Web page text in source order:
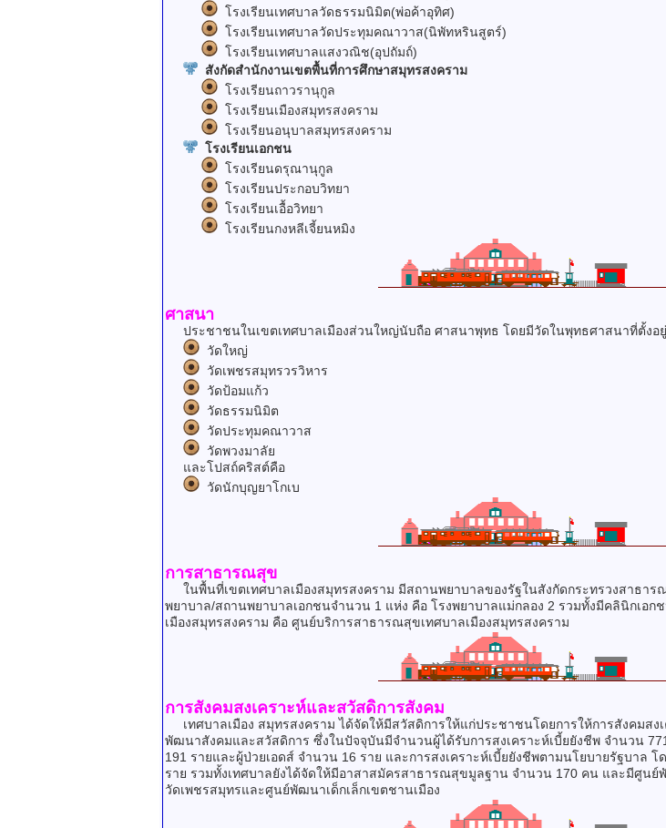
โรงเรียนเทศบาลวัดธรรมนิมิต(พ่อค้าอุทิศ)
โรงเรียนเทศบาลวัดประทุมคณาวาส(นิพัทหรินสูตร์)
โรงเรียนเทศบาลแสงวณิช(อุปถัมถ์)
สังกัดสำนักงานเขตพื้นที่การศึกษาสมุทรสงคราม
โรงเรียนถาวรานุกูล
โรงเรียนเมืองสมุทรสงคราม
โรงเรียนอนุบาลสมุทรสงคราม
โรงเรียนเอกชน
โรงเรียนดรุณานุกูล
โรงเรียนประกอบวิทยา
โรงเรียนเอื้อวิทยา
โรงเรียนกงหลีเจี้ยนหมิง
ศาสนา
ประชาชนในเขตเทศบาลเมืองส่วนใหญ่นับถือ ศาสนาพุทธ โดยมีวัดในพุทธศาสนาที่ตั้งอ
วัดใหญ่
วัดเพชรสมุทรวรวิหาร
วัดป้อมแก้ว
วัดธรรมนิมิต
วัดประทุมคณาวาส
วัดพวงมาลัย
และโปสถ์คริสต์คือ
วัดนักบุญยาโกเบ
การสาธารณสุข
ในพื้นที่เขตเทศบาลเมืองสมุทรสงคราม มีสถานพยาบาลของรัฐในสังกัดกระทรวงสาธาร
พยาบาล/สถานพยาบาลเอกชนจำนวน 1 แห่ง คือ โรงพยาบาลแม่กลอง 2 รวมทั้งมีคลินิกเอ
เมืองสมุทรสงคราม คือ ศูนย์บริการสาธารณสุขเทศบาลเมืองสมุทรสงคราม
การสังคมสงเคราะห์และสวัสดิการสังคม
เทศบาลเมือง สมุทรสงคราม ได้จัดให้มีสวัสดิการให้แก่ประชาชนโดยการให้การสังคมสง
พัฒนาสังคมและสวัสดิการ ซึ่งในปัจจุบันมีจำนวนผู้ได้รับการสงเคราะห์เบี้ยยังชีพ จำนวน
191 รายและผู้ป่วยเอดส์ จำนวน 16 ราย และการสงเคราะห์เบี้ยยังชีพตามนโยบายรัฐบาล
ราย รวมทั้งเทศบาลยังได้จัดให้มีอาสาสมัครสาธารณสุขมูลฐาน จำนวน 170 คน และมีศู
วัดเพชรสมุทรและศูนย์พัฒนาเด็กเล็กเขตชานเมือง